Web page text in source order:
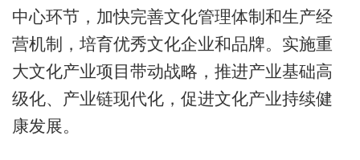
中心环节，加快完善文化管理体制和生产经
营机制，培育优秀文化企业和品牌。实施重
大文化产业项目带动战略，推进产业基础高
级化、产业链现代化，促进文化产业持续健
康发展。